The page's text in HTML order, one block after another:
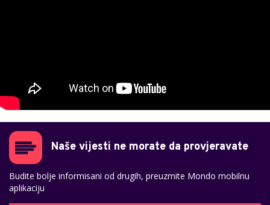
Naše vijesti ne morate da provjeravate
Budite bolje informisani od drugih, preuzmite Mondo mobilnu
aplikaciju